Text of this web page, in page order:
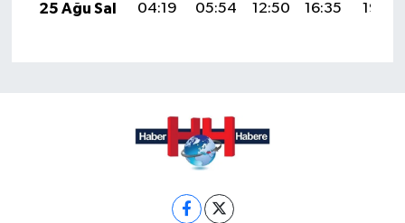
25 Ağu Sal
04:19 05:54 12:50 16:35 19:37